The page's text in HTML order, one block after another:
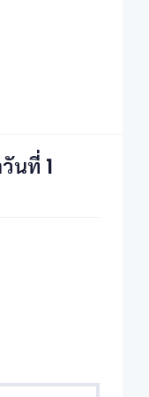
นที่ 1